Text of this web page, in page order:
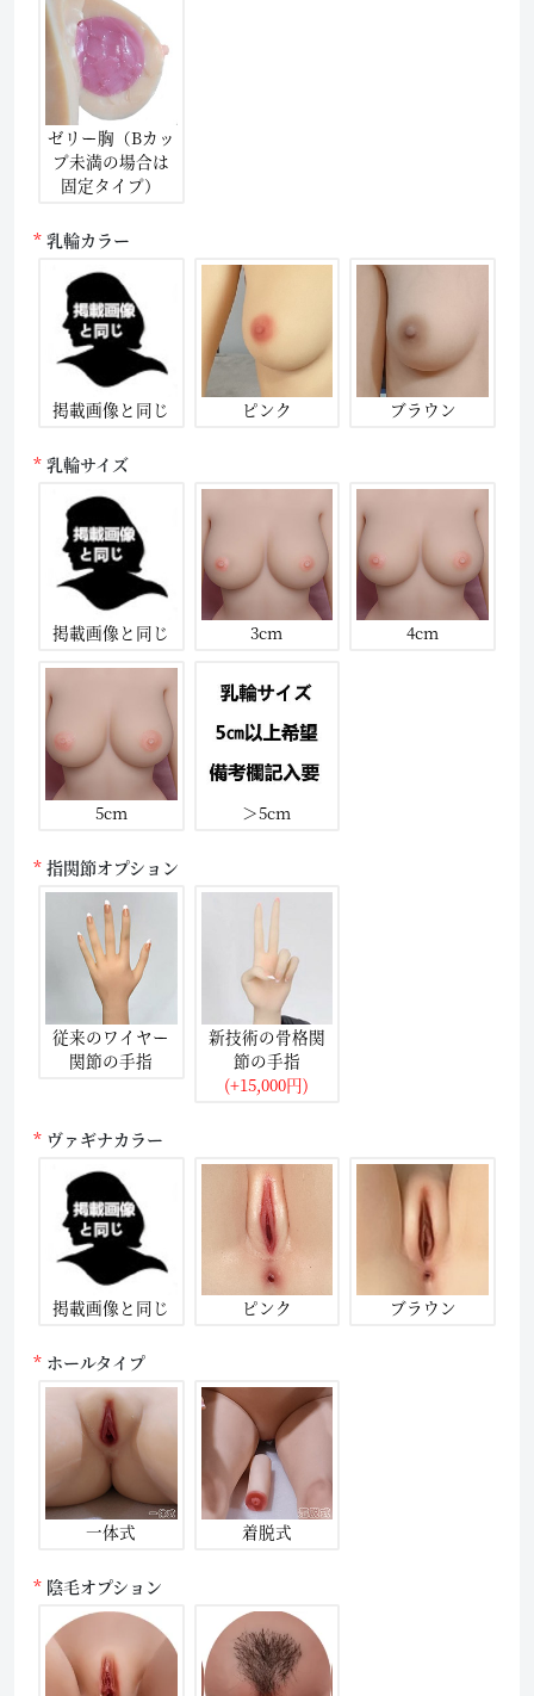
ゼリー胸（Bカッ
プ未満の場合は
固定タイプ）
乳輪カラー
掲載画像と同じ ピンク ブラウン
乳輪サイズ
掲載画像と同じ 3cm 4cm
5cm ＞5cm
指関節オプション
従来のワイヤー
関節の手指
新技術の骨格関
節の手指
(+15,000円)
ヴァギナカラー
掲載画像と同じ ピンク ブラウン
ホールタイプ
一体式 着脱式
陰毛オプション